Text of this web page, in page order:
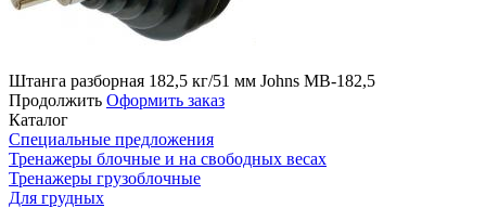
Штанга разборная 182,5 кг/51 мм Jоhns MB-182,5
Продолжить Оформить заказ
Каталог
Специальные предложения
Тренажеры блочные и на свободных весах
Тренажеры грузоблочные
Для грудных